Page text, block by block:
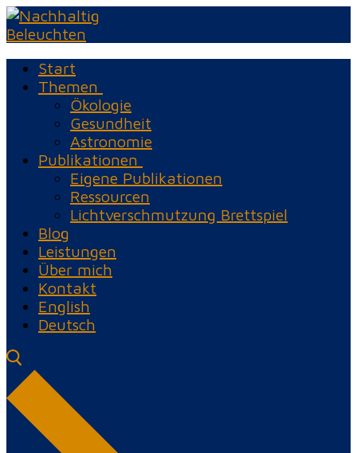
Zum
Inhalt
Menü
Schließen
Start
Themen
Ökologie
Gesundheit
Astronomie
Publikationen
Eigene Publikationen
Ressourcen
Lichtverschmutzung Brettspiel
Blog
Leistungen
Über mich
Kontakt
English
Deutsch